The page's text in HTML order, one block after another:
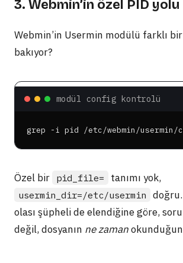
3. Webmin’in özel PID yolu
Webmin’in Usermin modülü farklı bir
bakıyor?
modül config kontrolü
grep -i pid /etc/webmin/usermin/
Özel bir pid_file= tanımı yok,
usermin_dir=/etc/usermin
olası şüpheli de elendiğine göre,
değil, dosyanın ne zaman